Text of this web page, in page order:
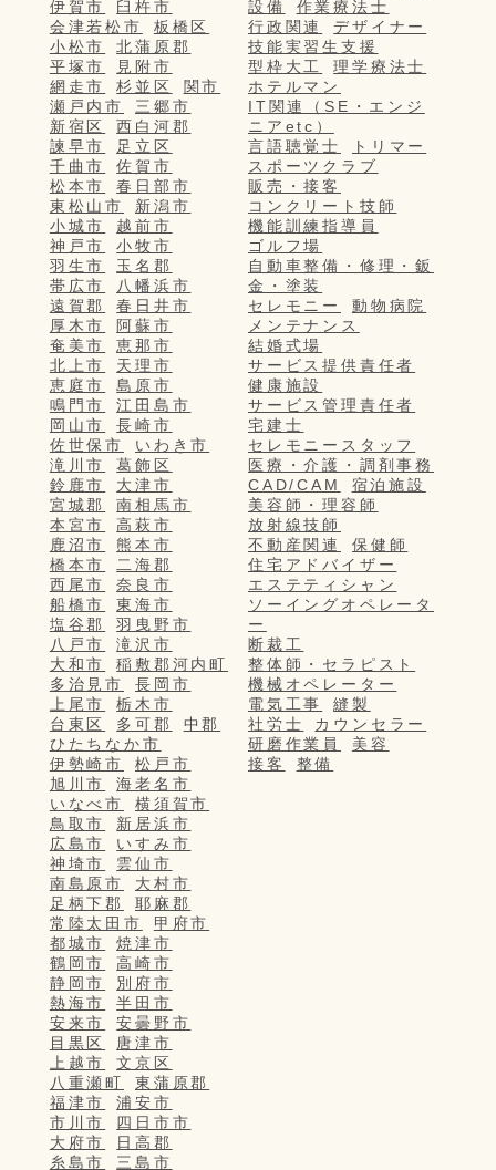
伊賀市
臼杵市
会津若松市
板橋区
小松市
北蒲原郡
平塚市
見附市
網走市
杉並区
関市
瀬戸内市
三郷市
新宿区
西白河郡
諫早市
足立区
千曲市
佐賀市
松本市
春日部市
東松山市
新潟市
小城市
越前市
神戸市
小牧市
羽生市
玉名郡
帯広市
八幡浜市
遠賀郡
春日井市
厚木市
阿蘇市
奄美市
恵那市
北上市
天理市
恵庭市
島原市
鳴門市
江田島市
岡山市
長崎市
佐世保市
いわき市
滝川市
葛飾区
鈴鹿市
大津市
宮城郡
南相馬市
本宮市
高萩市
鹿沼市
熊本市
橋本市
二海郡
西尾市
奈良市
船橋市
東海市
塩谷郡
羽曳野市
八戸市
滝沢市
大和市
稲敷郡河内町
多治見市
長岡市
上尾市
栃木市
台東区
多可郡
中郡
ひたちなか市
伊勢崎市
松戸市
旭川市
海老名市
いなべ市
横須賀市
鳥取市
新居浜市
広島市
いすみ市
神埼市
雲仙市
南島原市
大村市
足柄下郡
耶麻郡
常陸太田市
甲府市
都城市
焼津市
鶴岡市
高崎市
静岡市
別府市
熱海市
半田市
安来市
安曇野市
目黒区
唐津市
上越市
文京区
八重瀬町
東蒲原郡
福津市
浦安市
市川市
四日市市
大府市
日高郡
糸島市
三島市
設備
作業療法士
行政関連
デザイナー
技能実習生支援
型枠大工
理学療法士
ホテルマン
IT関連（SE・エンジ
ニアetc）
言語聴覚士
トリマー
スポーツクラブ
販売・接客
コンクリート技師
機能訓練指導員
ゴルフ場
自動車整備・修理・鈑
金・塗装
セレモニー
動物病院
メンテナンス
結婚式場
サービス提供責任者
健康施設
サービス管理責任者
宅建士
セレモニースタッフ
医療・介護・調剤事務
CAD/CAM
宿泊施設
美容師・理容師
放射線技師
不動産関連
保健師
住宅アドバイザー
エステティシャン
ソーイングオペレータ
ー
断裁工
整体師・セラピスト
機械オペレーター
電気工事
縫製
社労士
カウンセラー
研磨作業員
美容
接客
整備